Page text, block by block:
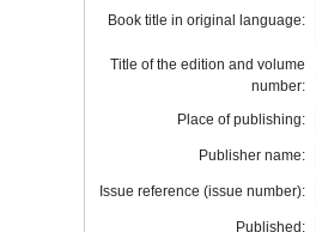
Book title in original language:
Title of the edition and volume
number:
Place of publishing:
Publisher name:
Issue reference (issue number):
Published: